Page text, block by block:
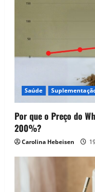
Saúde
Por que o Preço do
200%?
Carolina Hebeisen